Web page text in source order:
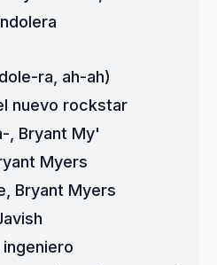
ra, ah-ah)
nuevo rockstar
, Bryant My'
Myers
Bryant Myers